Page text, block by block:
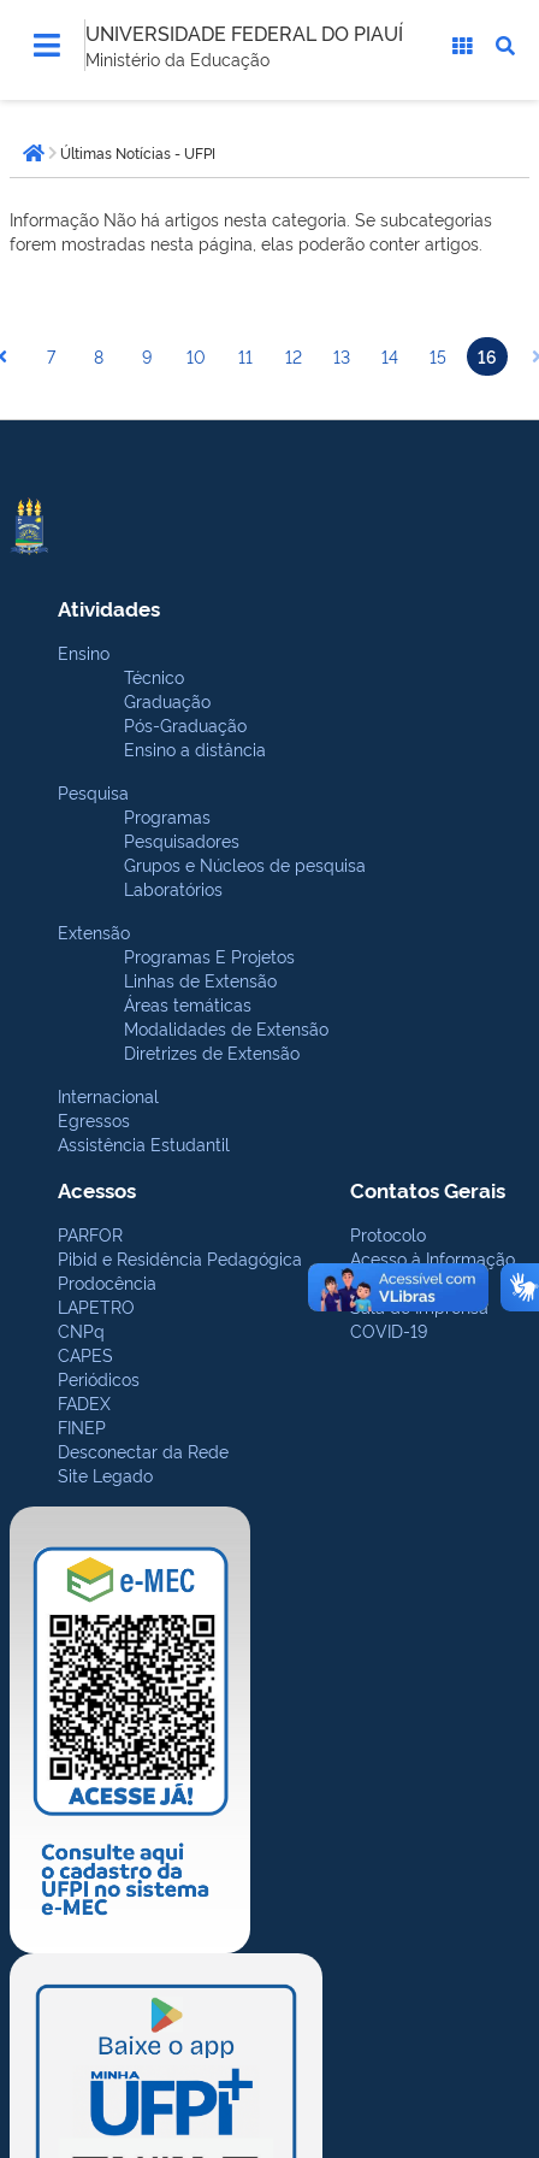
UNIVERSIDADE FEDERAL DO PIAUÍ
Ministério da Educação
está
aqui:Página inicial
Últimas Notícias - UFPI
Informação Não há artigos nesta categoria. Se subcategorias
forem mostradas nesta página, elas poderão conter artigos.
7 8 9 10 11 12 13 14 15 16
Atividades
Ensino
Técnico
Graduação
Pós-Graduação
Ensino a distância
Pesquisa
Programas
Pesquisadores
Grupos e Núcleos de pesquisa
Laboratórios
Extensão
Programas E Projetos
Linhas de Extensão
Áreas temáticas
Modalidades de Extensão
Diretrizes de Extensão
Internacional
Egressos
Assistência Estudantil
Acessos
PARFOR
Pibid e Residência Pedagógica
Prodocência
LAPETRO
CNPq
CAPES
Periódicos
FADEX
FINEP
Desconectar da Rede
Site Legado
Contatos Gerais
Protocolo
Acesso à Informação
Ouvidoria
Sala de Imprensa
COVID-19